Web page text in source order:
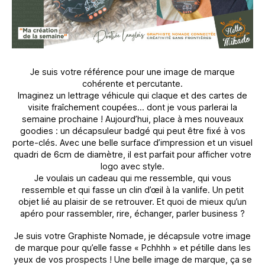
Je suis votre référence pour une image de marque
cohérente et percutante.
Imaginez un lettrage véhicule qui claque et des cartes de
visite fraîchement coupées… dont je vous parlerai la
semaine prochaine ! Aujourd’hui, place à mes nouveaux
goodies : un décapsuleur badgé qui peut être fixé à vos
porte-clés. Avec une belle surface d’impression et un visuel
quadri de 6cm de diamètre, il est parfait pour afficher votre
logo avec style.
Je voulais un cadeau qui me ressemble, qui vous
ressemble et qui fasse un clin d’œil à la vanlife. Un petit
objet lié au plaisir de se retrouver. Et quoi de mieux qu’un
apéro pour rassembler, rire, échanger, parler business ?
Je suis votre Graphiste Nomade, je décapsule votre image
de marque pour qu’elle fasse « Pchhhh » et pétille dans les
yeux de vos prospects ! Une belle image de marque, ça se